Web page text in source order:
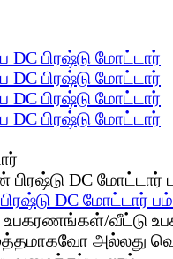
DC பிரஷ்டு மோட்டார்
DC பிரஷ்டு மோட்டார்
DC பிரஷ்டு மோட்டார்
DC பிரஷ்டு மோட்டார்
DC மோட்டார்
வீட்டு
அல்லது